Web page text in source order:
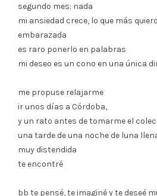
segundo mes: nada
mi ansiedad crece, lo que más
embarazada
es raro ponerlo en palabras
mi deseo es un cono en una única
me propuse relajarme
ir unos días a Córdoba,
y un rato antes de tomarme el
una tarde de una noche de luna
muy distendida
te encontré
bb te pensé, te imaginé y te deseé